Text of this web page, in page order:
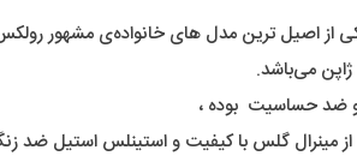
اصیل ترین مدل های خانواده‌ی مشهور رولکس
می‌باشد.
ضد حساسیت بوده ،
مینرال گلس با کیفیت و استینلس استیل